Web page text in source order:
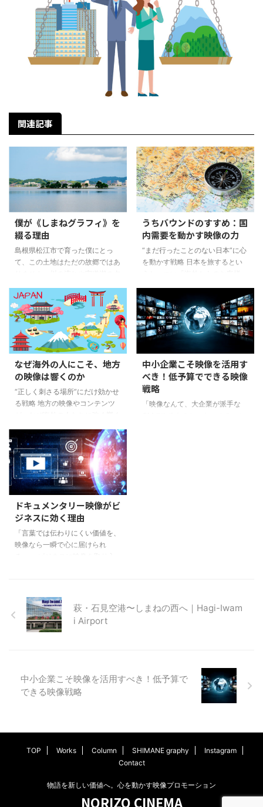
関連記事
僕が《しまねグラフィ》を
綴る理由
島根県松江市で育った僕にとっ
て、この土地はただの故郷ではあ
の人々との関わり。そうした日常
の断片は単なる風景ではなく、幼
い頃から僕の心に深く刻まれ、価
値観や生き方そのものを形づくっ
てきました。 例えば、宍道湖に
沈む夕日を眺めながら友人と語り
合った記憶や、地元の祭りで大人
たちに混じって汗を流した体験。
それらは僕の感性や考え方に確か
な影響を与えてきたのです。 だ
映像作品を作ることでは ...
うちバウンドのすすめ：国
内需要を動かす映像の力
“まだ行ったことのない日本”に心
を動かす戦略 日本を旅するとい
バウンドの話ばかりが注目されが
ちです。 けれど、冷静に考えて
みると、僕たち日本人自身も「ま
だ行ったことのない日本」をたく
さん抱えているんですよね。 東
京に住んでいる人でも東北に行っ
たことがなかったり、九州の人で
も北海道に足を運んだことがなか
ったり。極端に言えば、同じ県内
にさえ「一度も行ったことがな
なぜ海外の人にこそ、地方
の映像は響くのか
“正しく刺さる場所”にだけ効かせ
る戦略 地方の映像やコンテンツ
プルなようで、奥が深いテーマで
す。なぜなら、国内で「当たり
前」とされているものが、海外の
人から見れば驚きや憧れに変わる
ことがあるからです。 逆に、日
本人が「これぞインバウンド向
け！」と思って用意したものが、
意外と響かない場合もある。つま
り、相手の文脈や感覚を踏まえた
うえで「どこに、どう刺すのか」
中小企業こそ映像を活用す
べき！低予算でできる映像
戦略
「映像なんて、大企業が派手な
ドキュメンタリー映像がビ
ジネスに効く理由
「言葉では伝わりにくい価値を、
映像なら一瞬で心に届けられ
持つチカラと、その活用法につい
て詳しくお伝えします。 なぜ映
像は心に残るのか？ 視覚情報の
明された製品よりも、映像で実際
の動きを見た方が理解が早く、記
憶にも残りやすいのです。これ
テキス ...
萩・石見空港〜しまねの西へ｜Hagi-Iwam
i Airport
中小企業こそ映像を活用すべき！低予算で
できる映像戦略
TOP Works Column SHIMANE graphy
Instagram
Contact
物語を新しい価値へ。心を動かす映像プロモーション
NORIZO CINEMA